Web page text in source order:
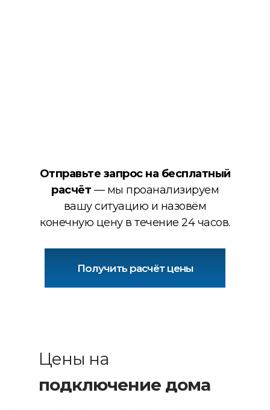
Получить расчёт цены
Отправьте запрос на бесплатный
расчёт — мы проанализируем
вашу ситуацию и назовём
конечную цену в течение 24 часов.
Цены на
подключение дома